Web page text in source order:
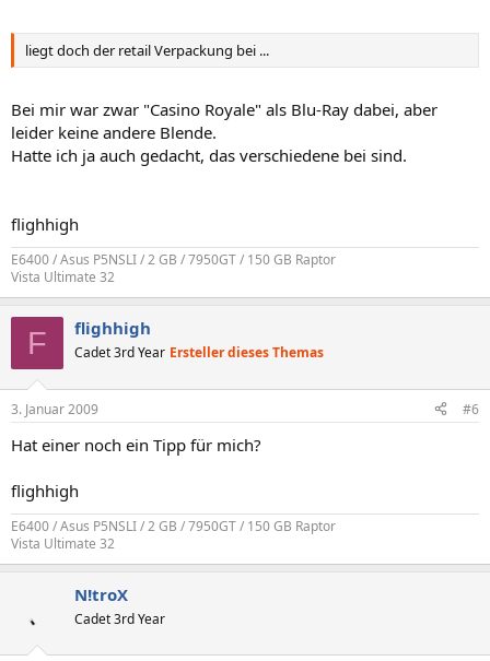
liegt doch der retail Verpackung bei ...
Bei mir war zwar "Casino Royale" als Blu-Ray dabei, aber
leider keine andere Blende.
Hatte ich ja auch gedacht, das verschiedene bei sind.
flighhigh
E6400 / Asus P5NSLI / 2 GB / 7950GT / 150 GB Raptor
Vista Ultimate 32
F flighhigh
Cadet 3rd Year Ersteller dieses Themas
3. Januar 2009 #6
Hat einer noch ein Tipp für mich?
flighhigh
E6400 / Asus P5NSLI / 2 GB / 7950GT / 150 GB Raptor
Vista Ultimate 32
N!troX
Cadet 3rd Year